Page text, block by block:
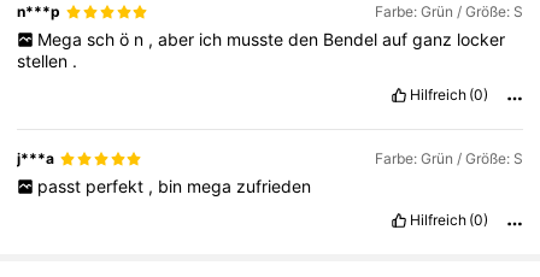
4,85 79K Follower
n***p Farbe: Grün / Größe: S
Mega sch ö n , aber ich musste den Bendel auf ganz locker
stellen .
Hilfreich (0)
j***a Farbe: Grün / Größe: S
passt perfekt , bin mega zufrieden
Hilfreich (0)